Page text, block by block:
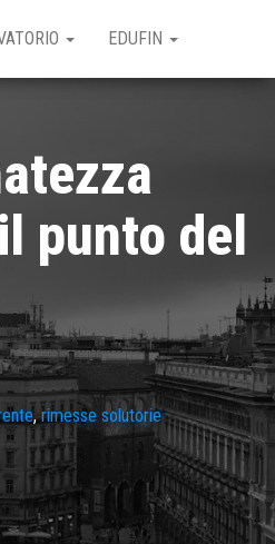
EDUFIN
punto del
,rimesse solutorie